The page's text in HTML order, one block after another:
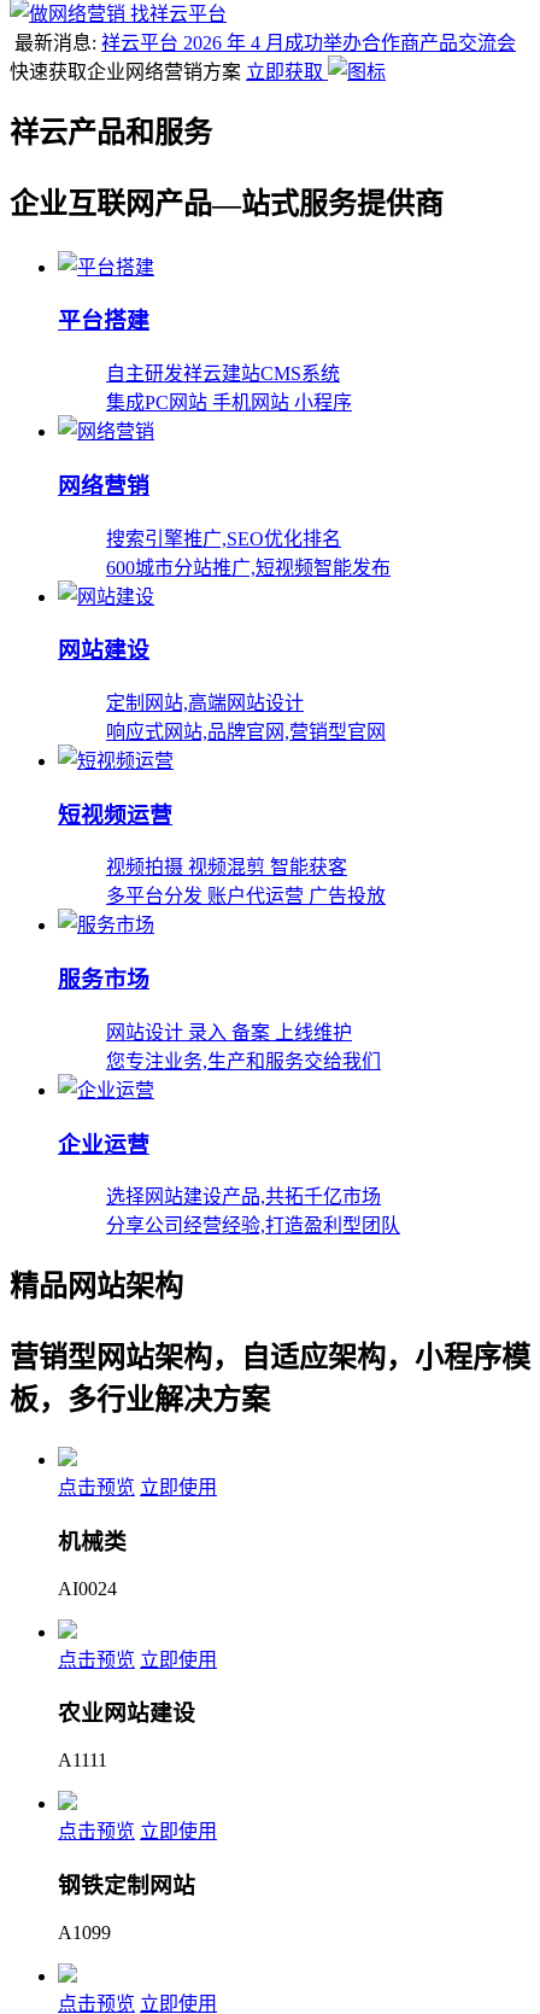
最新消息: 祥云平台 2026 年 4 月成功举办合作商产品交流会
快速获取企业网络营销方案 立即获取
祥云产品和服务
企业互联网产品—站式服务提供商
平台搭建
自主研发祥云建站CMS系统
集成PC网站 手机网站 小程序
网络营销
搜索引擎推广,SEO优化排名
600城市分站推广,短视频智能发布
网站建设
定制网站,高端网站设计
响应式网站,品牌官网,营销型官网
短视频运营
视频拍摄 视频混剪 智能获客
多平台分发 账户代运营 广告投放
服务市场
网站设计 录入 备案 上线维护
您专注业务,生产和服务交给我们
企业运营
选择网站建设产品,共拓千亿市场
分享公司经营经验,打造盈利型团队
精品网站架构
营销型网站架构，自适应架构，小程序模
板，多行业解决方案
点击预览 立即使用
机械类
AI0024
点击预览 立即使用
农业网站建设
A1111
点击预览 立即使用
钢铁定制网站
A1099
点击预览 立即使用